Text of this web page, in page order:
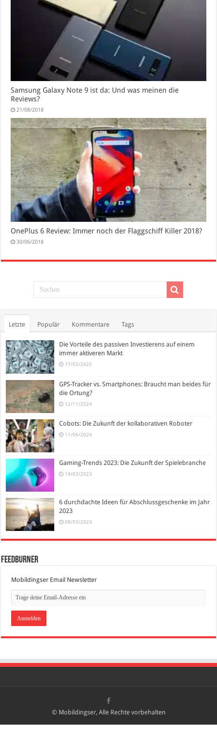
Samsung Galaxy Note 9 ist da: Und was meinen die
Reviews?
21/08/2018
OnePlus 6 Review: Immer noch der Flaggschiff Killer 2018?
30/06/2018
Letzte Populär Kommentare Tags
Die Vorteile des passiven Investierens auf einem
immer aktiveren Markt
17/03/2025
GPS-Tracker vs. Smartphones: Braucht man beides für
die Ortung?
12/11/2024
Cobots: Die Zukunft der kollaborativen Roboter
11/06/2024
Gaming-Trends 2023: Die Zukunft der Spielebranche
19/03/2023
6 durchdachte Ideen für Abschlussgeschenke im Jahr
2023
08/03/2023
FeedBurner
Mobildingser Email Newsletter
© Mobildingser, Alle Rechte vorbehalten